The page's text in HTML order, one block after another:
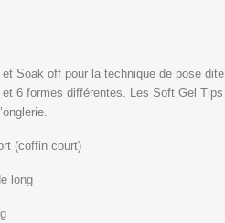
Soak off pour la technique de pose dite
6 formes différentes. Les Soft Gel Tips
(coffin court)
long